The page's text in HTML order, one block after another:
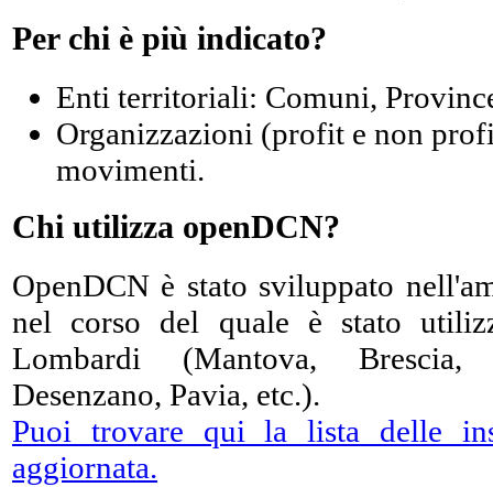
Per chi è più indicato?
Enti territoriali: Comuni,
Organizzazioni (profit e non
movimenti.
Chi utilizza openDCN?
OpenDCN è stato sviluppato
nel corso del quale è stato
Lombardi (Mantova, Brescia,
Desenzano, Pavia, etc.).
Puoi trovare qui la lista delle
aggiornata.